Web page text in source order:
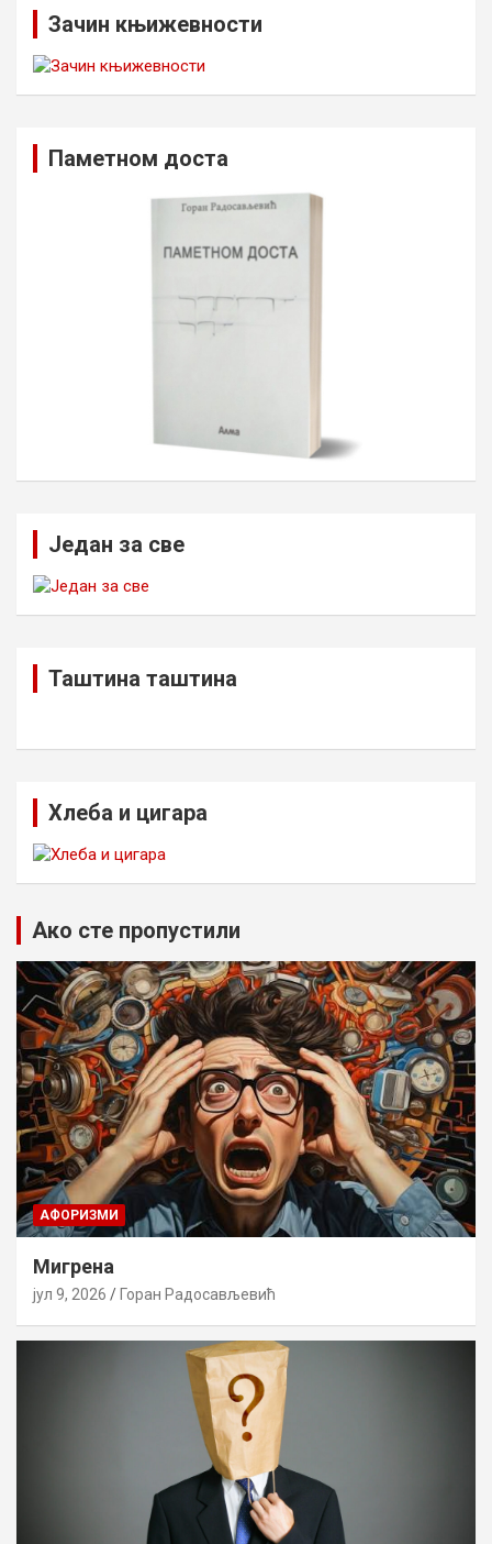
Зачин књижевности
Паметном доста
Један за све
Таштина таштина
Хлеба и цигара
Ако сте пропустили
AФОРИЗМИ
Мигрена
јул 9, 2026 Горан Радосављевић